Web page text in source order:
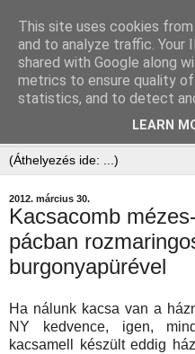
2012. március 30.
Kacsacomb
pácban
burgonyapürével
Ha nálunk kacsa van a
NY kedvence, igen,
kacsamell készült eddig
This site uses cookies
and to analyze traffic. Your
shared with Google along
metrics to ensure quality
statistics, and to detect
LEARN